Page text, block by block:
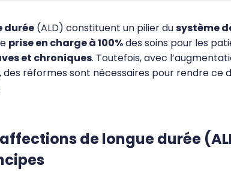
durée(ALD) constituent un pilier dusystème
prise en charge à 100%des soins pour les
et chroniques. Toutefois, avec
réformes sont nécessaires pour rendre ce
de longue durée